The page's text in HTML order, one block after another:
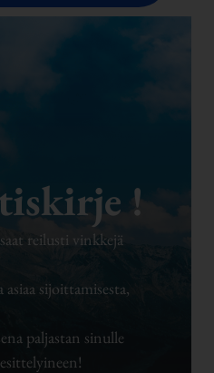
!
reilusti vinkkejä
sijoittamisesta,
paljastan sinulle